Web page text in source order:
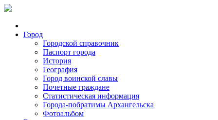
Город
Городской справочник
Паспорт города
История
География
Город воинской славы
Почетные граждане
Статистическая информация
Города-побратимы Архангельска
Фотоальбом